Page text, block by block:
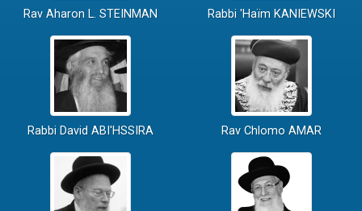
Rav Aharon L. STEINMAN Rabbi 'Haïm KANIEWSKI
Rabbi David ABI'HSSIRA Rav Chlomo AMAR